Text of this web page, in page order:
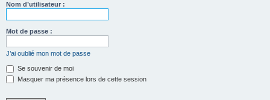
Nom d’utilisateur :
Mot de passe :
J’ai oublié mon mot de passe
Se souvenir de moi
Masquer ma présence lors de cette session